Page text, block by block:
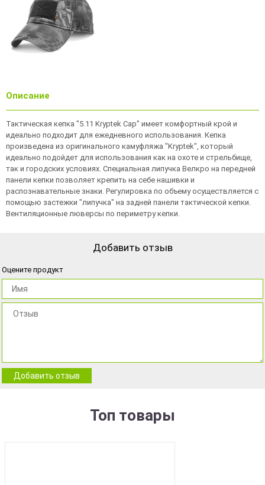
Описание
Тактическая кепка "5.11 Kryptek Cap" имеет комфортный крой и
идеально подходит для ежедневного использования. Кепка
произведена из оригинального камуфляжа "Kryptek", который
идеально подойдет для использования как на охоте и стрельбище,
так и городских условиях. Специальная липучка Велкро на передней
панели кепки позволяет крепить на себе нашивки и
распознавательные знаки. Регулировка по объему осуществляется с
помощью застежки "липучка" на задней панели тактической кепки.
Вентиляционные люверсы по периметру кепки.
Добавить отзыв
Оцените продукт
Добавить отзыв
Топ товары